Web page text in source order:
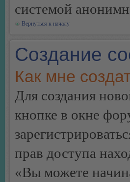
системой
Вернуться к началу
Создание
Как мне
Для создания
кнопке в окне
прав доступа
«Вы можете